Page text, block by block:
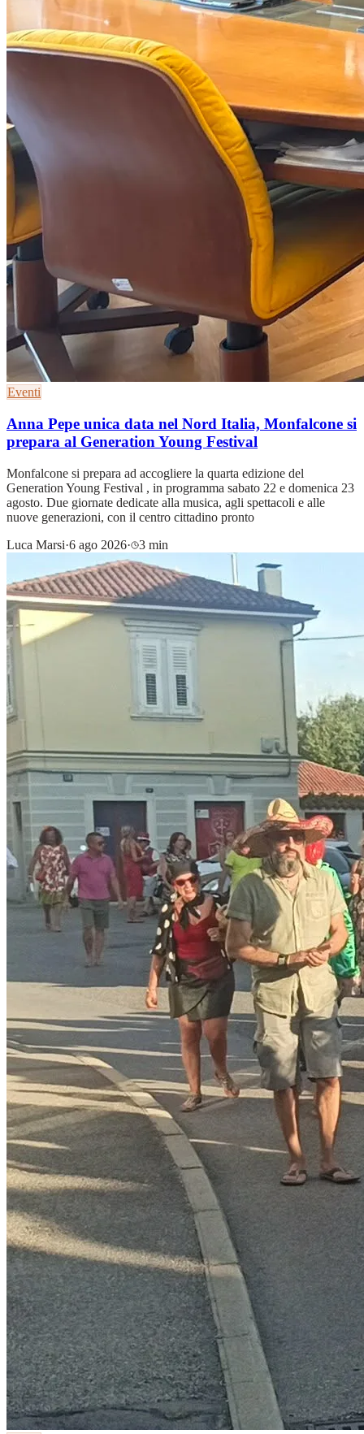
Eventi
Anna Pepe unica data nel Nord Italia, Monfalcone si
prepara al Generation Young Festival
Monfalcone si prepara ad accogliere la quarta edizione del
Generation Young Festival , in programma sabato 22 e domenica 23
agosto. Due giornate dedicate alla musica, agli spettacoli e alle
nuove generazioni, con il centro cittadino pronto
Luca Marsi·6 ago 2026· 3 min